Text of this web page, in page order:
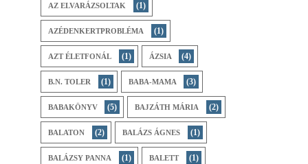
AZ ELVARÁZSOLTAK (1)
AZÉDENKERTPROBLÉMA (1)
AZT ÉLETFONÁL (1) ÁZSIA (4)
B.N. TOLER (1) BABA-MAMA (3)
BABAKÖNYV (5) BAJZÁTH MÁRIA (2)
BALATON (2) BALÁZS ÁGNES (1)
BALÁZSY PANNA (1) BALETT (1)